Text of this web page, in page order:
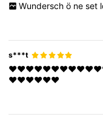
Wundersch ö ne set
s***t
❤️❤️❤️❤️❤️❤️